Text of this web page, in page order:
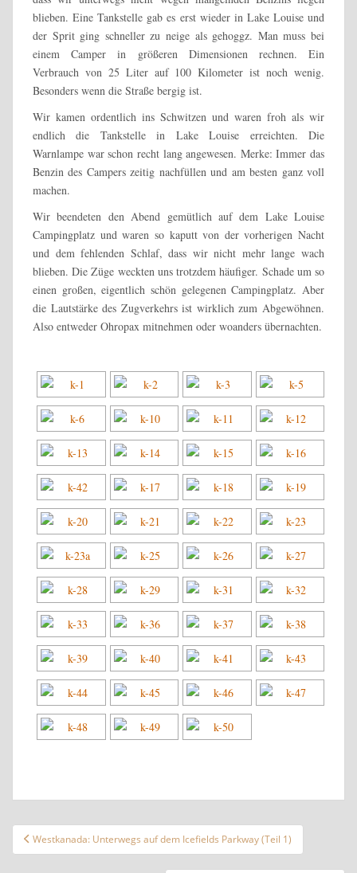
blieben. Eine Tankstelle gab es erst wieder in Lake Louise und
der Sprit ging schneller zu neige als gehoggz. Man muss bei
einem Camper in größeren Dimensionen rechnen. Ein
Verbrauch von 25 Liter auf 100 Kilometer ist noch wenig.
Besonders wenn die Straße bergig ist.
Wir kamen ordentlich ins Schwitzen und waren froh als wir
endlich die Tankstelle in Lake Louise erreichten. Die
Warnlampe war schon recht lang angewesen. Merke: Immer das
Benzin des Campers zeitig nachfüllen und am besten ganz voll
machen.
Wir beendeten den Abend gemütlich auf dem Lake Louise
Campingplatz und waren so kaputt von der vorherigen Nacht
und dem fehlenden Schlaf, dass wir nicht mehr lange wach
blieben. Die Züge weckten uns trotzdem häufiger. Schade um so
einen großen, eigentlich schön gelegenen Campingplatz. Aber
die Lautstärke des Zugverkehrs ist wirklich zum Abgewöhnen.
Also entweder Ohropax mitnehmen oder woanders übernachten.
Beitragsnavigation
Westkanada: Unterwegs auf dem Icefields Parkway (Teil 1)